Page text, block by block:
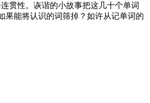
贯性。诙谐的小故事把这几十个单词
果能将认识的词筛掉？如许从记单词的